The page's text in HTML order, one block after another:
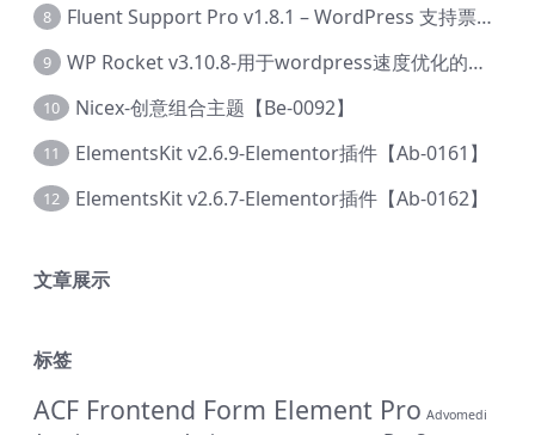
8 Fluent Support Pro v1.8.1 – WordPress 支持票务系统【Cc-0041】
9 WP Rocket v3.10.8-用于wordpress速度优化的缓存加速插件【Cd-0019】
10 Nicex-创意组合主题【Be-0092】
11 ElementsKit v2.6.9-Elementor插件【Ab-0161】
12 ElementsKit v2.6.7-Elementor插件【Ab-0162】
文章展示
标签
ACF Frontend Form Element Pro Advomedi